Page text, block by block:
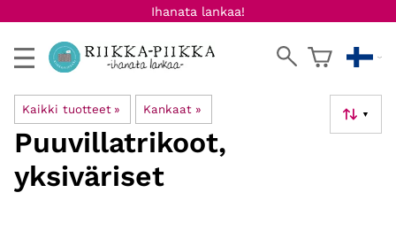
Ihanata lankaa!
Kaikki tuotteet ‪» Kankaat ‪» ▼
Puuvillatrikoot,
yksiväriset